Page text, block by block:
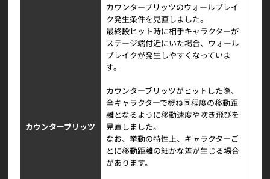
カウンターブリッツ
カウンターブリッツのウォールブレイ
ク発生条件を見直しました。
最終段ヒット時に相手キャラクターが
ステージ端付近にいた場合、ウォール
ブレイクが発生しやすくなっていま
す。
カウンターブリッツがヒットした際、
全キャラクターで概ね同程度の移動距
離となるように移動速度や吹き飛びを
見直しました。
なお、挙動の特性上、キャラクターご
とに移動距離の細かな差が生じる場合
があります。